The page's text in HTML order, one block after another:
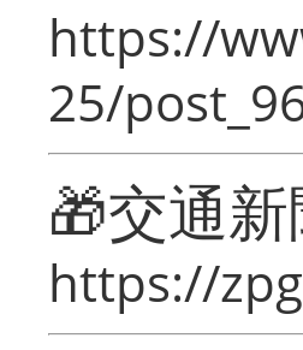
https://
25/
🎁交通
https://